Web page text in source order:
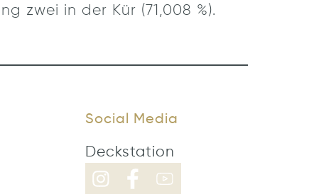
zwei in der Kür (71,008 %).
Social Media
Deckstation